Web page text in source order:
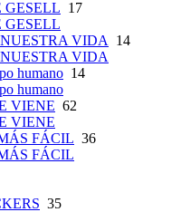
17
VIDA 14
VIDA
humano 14
humano
VIENE 62
VIENE
FÁCIL 36
FÁCIL
35